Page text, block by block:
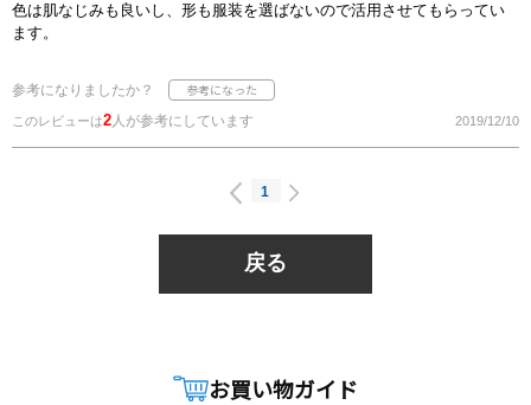
色は肌なじみも良いし、形も服装を選ばないので活用させてもらってい
ます。
参考になりましたか？
このレビューは2人が参考にしています 2019/12/10
1
戻る
お買い物ガイド